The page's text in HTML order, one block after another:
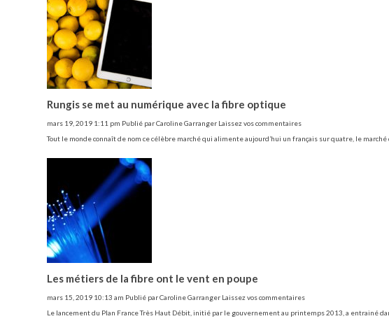
Rungis se met au numérique avec la fibre optique
mars 19, 2019 1:11 pm Publié parCaroline Garranger Laissez vos commentaires
Tout le monde connaît de nom ce célèbre marché qui alimente aujourd’hui un français sur quatre, le marché
Les métiers de la fibre ont le vent en poupe
mars 15, 2019 10:13 am Publié parCaroline Garranger Laissez vos commentaires
Le lancement du Plan France Très Haut Débit, initié par le gouvernement au printemps 2013, a entrainé